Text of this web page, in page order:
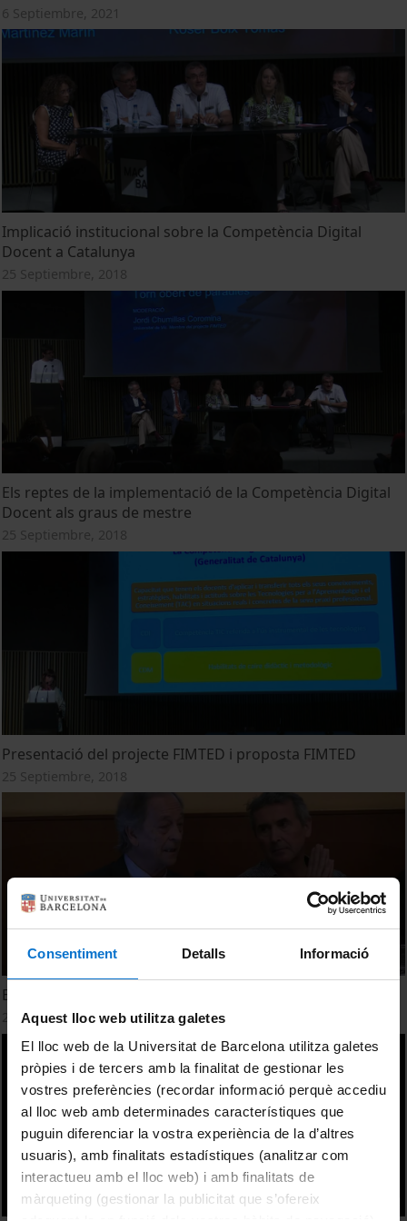
Consentiment Detalls Informació
Aquest lloc web utilitza galetes
El lloc web de la Universitat de Barcelona utilitza galetes
pròpies i de tercers amb la finalitat de gestionar les
vostres preferències (recordar informació perquè accediu
al lloc web amb determinades característiques que
puguin diferenciar la vostra experiència de la d’altres
usuaris), amb finalitats estadístiques (analitzar com
interactueu amb el lloc web) i amb finalitats de
màrqueting (gestionar la publicitat que s’ofereix
6 Septiembre, 2021
Implicació institucional sobre la Competència Digital
Docent a Catalunya
25 Septiembre, 2018
Els reptes de la implementació de la Competència Digital
Docent als graus de mestre
25 Septiembre, 2018
Presentació del projecte FIMTED i proposta FIMTED
25 Septiembre, 2018
El model formatiu de mestres a debat
23 Mayo, 2018